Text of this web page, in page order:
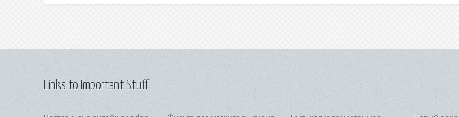
Links to Important Stuff